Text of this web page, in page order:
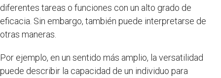
diferentes tareas o funciones con un alto grado de
eficacia. Sin embargo, también puede interpretarse de
otras maneras.
Por ejemplo, en un sentido más amplio, la versatilidad
puede describir la capacidad de un individuo para